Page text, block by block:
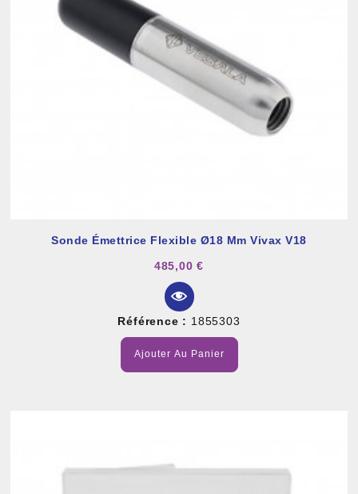
Sonde Émettrice Flexible Ø18 Mm Vivax V18
485,00 €
Référence : 1855303
Ajouter Au Panier